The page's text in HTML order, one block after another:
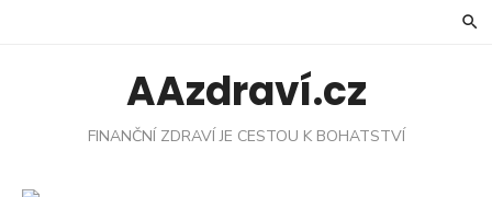
AAzdraví.cz
FINANČNÍ ZDRAVÍ JE CESTOU K BOHATSTVÍ